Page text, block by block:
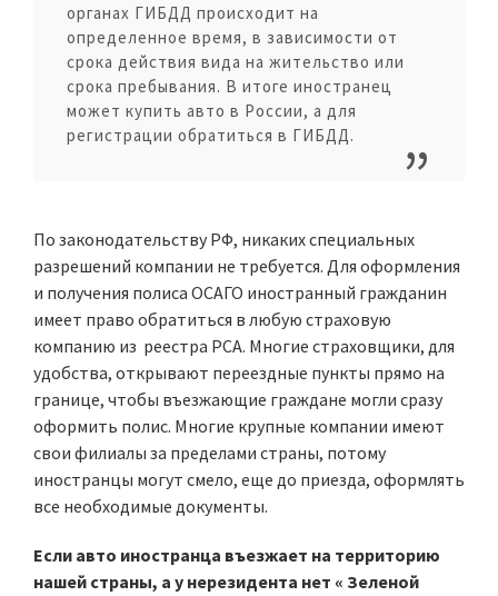
органах ГИБДД происходит на
определенное время, в зависимости от
срока действия вида на жительство или
срока пребывания. В итоге иностранец
может купить авто в России, а для
регистрации обратиться в ГИБДД.
По законодательству РФ, никаких специальных
разрешений компании не требуется. Для оформления
и получения полиса ОСАГО иностранный гражданин
имеет право обратиться в любую страховую
компанию из реестра РСА. Многие страховщики, для
удобства, открывают переездные пункты прямо на
границе, чтобы въезжающие граждане могли сразу
оформить полис. Многие крупные компании имеют
свои филиалы за пределами страны, потому
иностранцы могут смело, еще до приезда, оформлять
все необходимые документы.
Если авто иностранца въезжает на территорию
нашей страны, а у нерезидента нет « Зеленой